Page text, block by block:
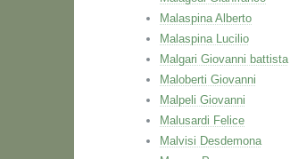
Malaspina Alberto
Malaspina Lucilio
Malgari Giovanni battista
Maloberti Giovanni
Malpeli Giovanni
Malusardi Felice
Malvisi Desdemona